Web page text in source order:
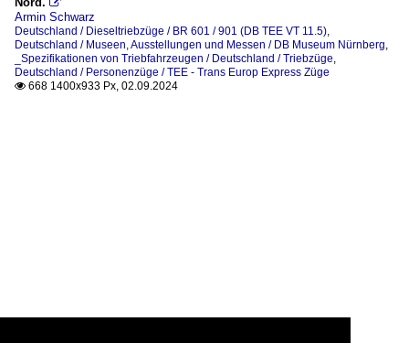
Armin Schwarz
Deutschland / Dieseltriebzüge / BR 601 / 901 (DB TEE VT 11.5),
Deutschland / Museen, Ausstellungen und Messen / DB Museum Nürnberg,
_Spezifikationen von Triebfahrzeugen / Deutschland / Triebzüge,
Deutschland / Personenzüge / TEE - Trans Europ Express Züge
 668 1400x933 Px, 02.09.2024